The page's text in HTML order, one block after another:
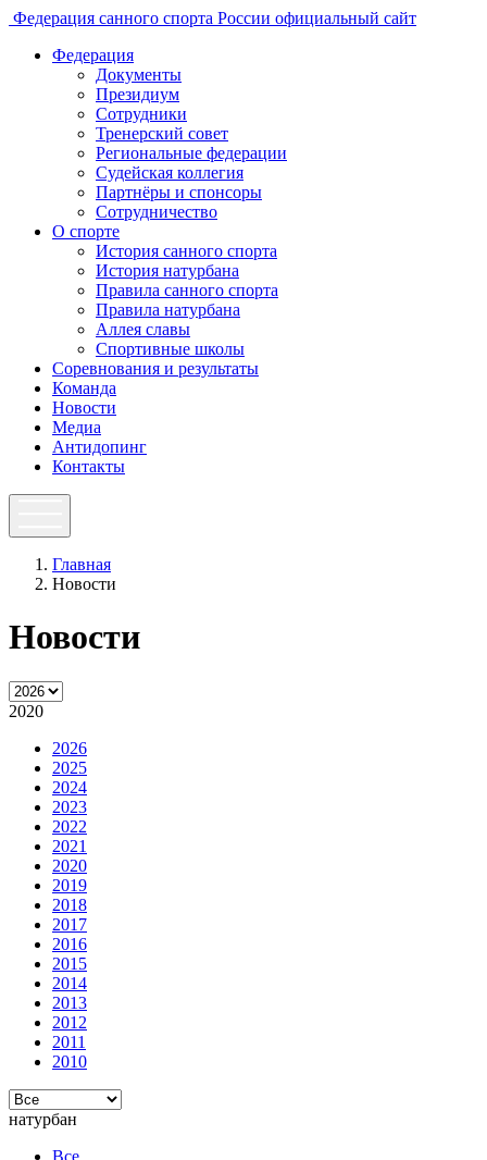
Федерация санного спорта России официальный сайт
Федерация
Документы
Президиум
Сотрудники
Тренерский совет
Региональные федерации
Судейская коллегия
Партнёры и спонсоры
Сотрудничество
О спорте
История санного спорта
История натурбана
Правила санного спорта
Правила натурбана
Аллея славы
Спортивные школы
Соревнования и результаты
Команда
Новости
Медиа
Антидопинг
Контакты
Главная
Новости
Новости
2020
2026
2025
2024
2023
2022
2021
2020
2019
2018
2017
2016
2015
2014
2013
2012
2011
2010
натурбан
Все